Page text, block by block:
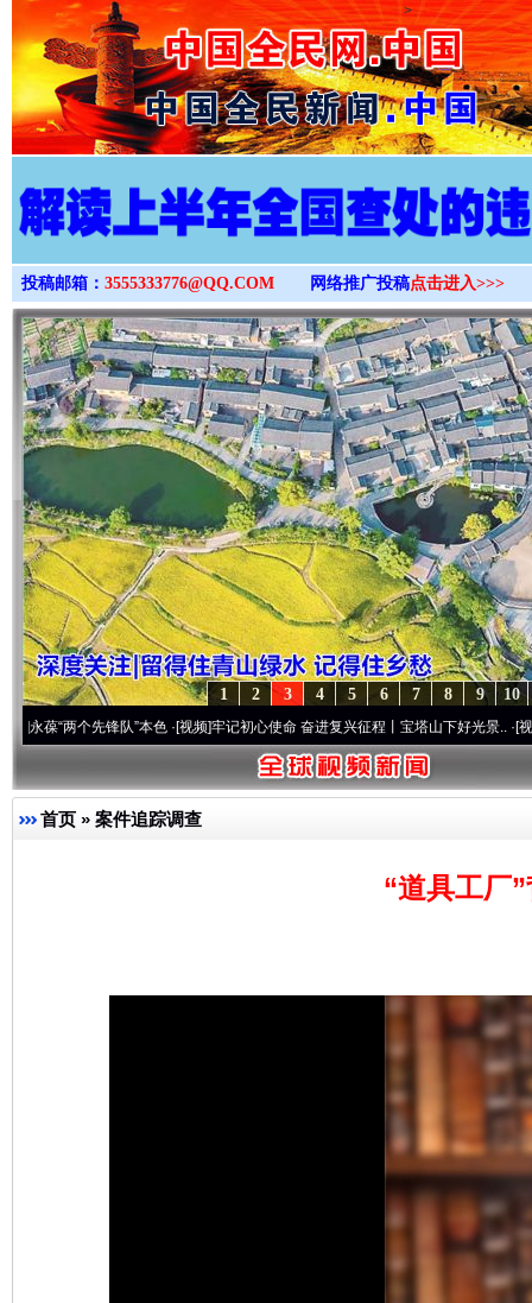
>
投稿邮箱： 3555333776@QQ.COM 网络推广投稿点击进入>>>
10
9
8
7
6
5
4
3
2
1
个先锋队”本色·[视频]牢记初心使命 奋进复兴征程丨宝塔山下好光景..·[视频]因党而
首页 » 案件追踪调查
“道具工厂